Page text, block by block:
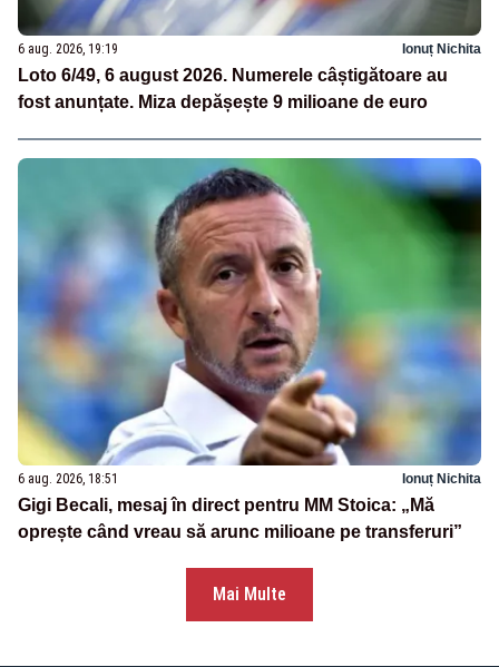
6 aug. 2026, 19:19 Ionuț Nichita
Loto 6/49, 6 august 2026. Numerele câștigătoare au
fost anunțate. Miza depășește 9 milioane de euro
6 aug. 2026, 18:51 Ionuț Nichita
Gigi Becali, mesaj în direct pentru MM Stoica: „Mă
oprește când vreau să arunc milioane pe transferuri”
Mai Multe